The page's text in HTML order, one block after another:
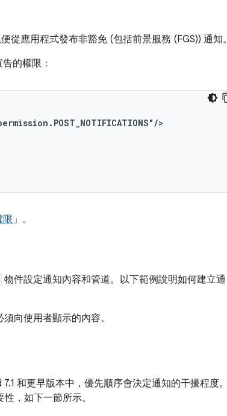
從應用程式發布非豁免 (包括前景服務 (FGS)) 通知。
的權限：
>
限 」。
物件設定通知內容和管道。以下範例說明如何建立通
向使用者顯示的內容。
和更早版本中，優先順序會決定通知的干擾程度。
，如下一節所示。